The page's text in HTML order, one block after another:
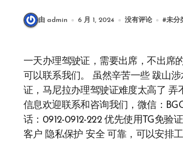
由 admin 6 月 1, 2024 没有评论 #未分
一天办理驾驶证，需要出席，不出席
可以联系我们。 虽然辛苦一些 跋山
证，马尼拉办理驾驶证难度太高了
信息欢迎联系和咨询我们，微信：
话：0912-0912-222 优先使用TG免验
客户 隐私保护 安全 可靠，可以安排